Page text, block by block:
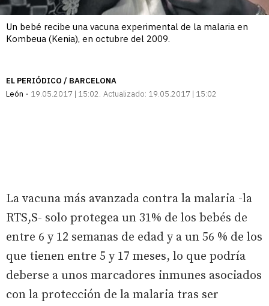
Un bebé recibe una vacuna experimental de la malaria en
Kombeua (Kenia), en octubre del 2009.
EL PERIÓDICO / BARCELONA
León
19.05.2017 | 15:02 Actualizado: 19.05.2017 | 15:02
La vacuna más avanzada contra la malaria -la
RTS,S- solo protegea un 31% de los bebés de
entre 6 y 12 semanas de edad y a un 56 % de los
que tienen entre 5 y 17 meses, lo que podría
deberse a unos marcadores inmunes asociados
con la protección de la malaria tras ser